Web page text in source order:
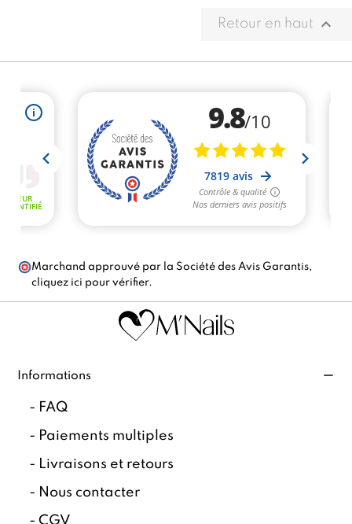
Retour en haut 
Marchand approuvé par la Société des Avis Garantis,
cliquez ici pour vérifier.
Informations
- FAQ
- Paiements multiples
- Livraisons et retours
- Nous contacter
-CGV